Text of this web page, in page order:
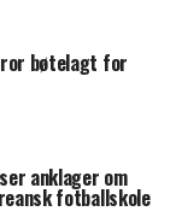
bøtelagt for
anklager om
fotballskole